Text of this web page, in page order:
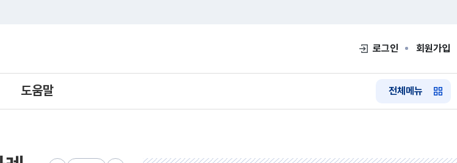
로그인 회원가입
도움말 전체메뉴